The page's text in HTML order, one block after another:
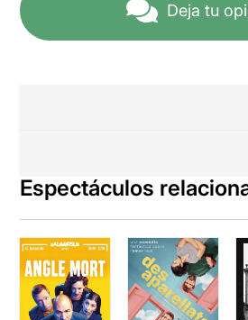
Deja tu
Espectáculos